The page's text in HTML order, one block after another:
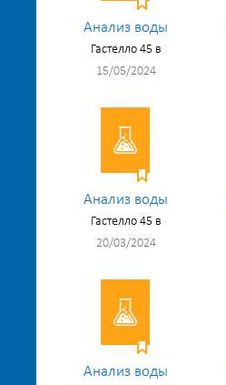
Анализ воды
Гастелло 45 в
15/05/2024
Анализ воды
Гастелло 45 в
20/03/2024
Анализ воды